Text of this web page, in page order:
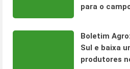
para o
Boletim
Sul e baixa
produtores